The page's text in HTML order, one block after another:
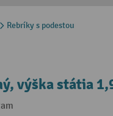
Rebríky s podestou
výška státia